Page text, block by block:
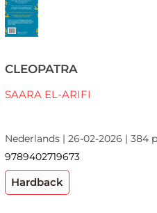
CLEOPATRA
SAARA EL-ARIFI
Nederlands | 26-02-2026 | 384
9789402719673
Hardback